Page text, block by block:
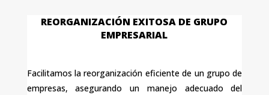
REORGANIZACIÓN EXITOSA DE GRUPO
EMPRESARIAL
Facilitamos la reorganización eficiente de un grupo de
empresas, asegurando un manejo adecuado del